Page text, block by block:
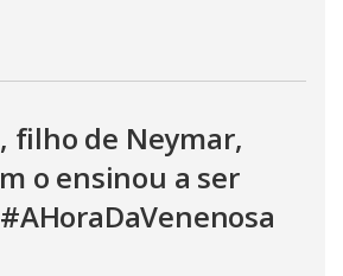
filho de Neymar,
o ensinou a ser